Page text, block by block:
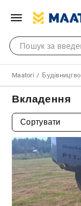
Maatori Будівництво
Вкладення